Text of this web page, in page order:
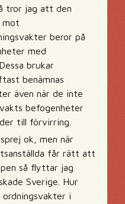
tror jag att den
mot
beror på
med
brukar
benämnas
även när de inte
befogenheter
till förvirring.
ok, men när
får rätt att
så flyttar jag
Sverige. Hur
i